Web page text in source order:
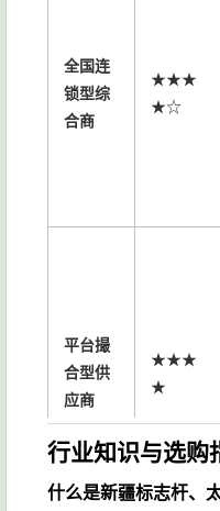
全国连
锁型综
合商
★★★
★☆
平台撮
合型供
应商
★★★
★
行业知识与选购
什么是新疆标志杆、